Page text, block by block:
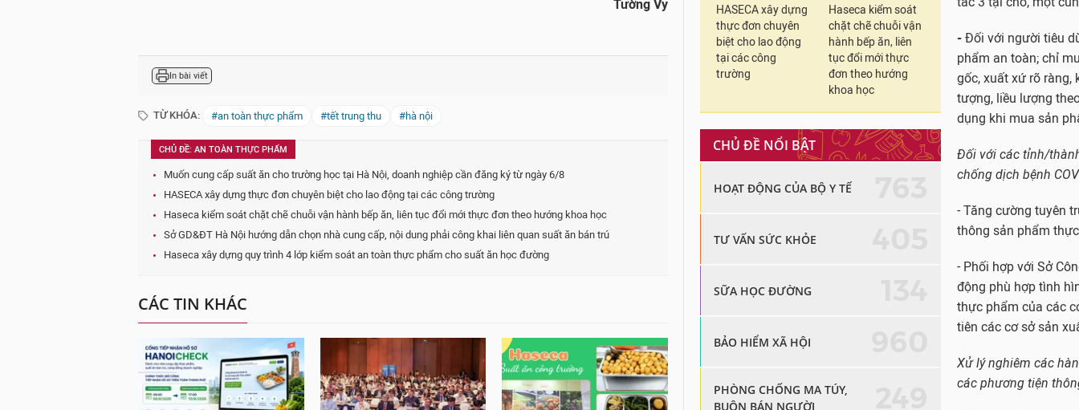
Tường Vy
In bài viết
TỪ KHÓA: #an toàn thực phẩm #tết trung thu #hà nội
CHỦ ĐỀ: AN TOÀN THỰC PHẨM
Muốn cung cấp suất ăn cho trường học tại Hà Nội, doanh nghiệp cần đăng ký từ ngày 6/8
HASECA xây dựng thực đơn chuyên biệt cho lao động tại các công trường
Haseca kiểm soát chặt chẽ chuỗi vận hành bếp ăn, liên tục đổi mới thực đơn theo hướng khoa học
Sở GD&ĐT Hà Nội hướng dẫn chọn nhà cung cấp, nội dung phải công khai liên quan suất ăn bán trú
Haseca xây dựng quy trình 4 lớp kiểm soát an toàn thực phẩm cho suất ăn học đường
CÁC TIN KHÁC
HASECA xây dựng
thực đơn chuyên
biệt cho lao động
tại các công
trường
Haseca kiểm soát
chặt chẽ chuỗi vận
hành bếp ăn, liên
tục đổi mới thực
đơn theo hướng
khoa học
CHỦ ĐỀ NỔI BẬT
HOẠT ĐỘNG CỦA BỘ Y TẾ
TƯ VẤN SỨC KHỎE
SỮA HỌC ĐƯỜNG
BẢO HIỂM XÃ HỘI
PHÒNG CHỐNG MA TÚY,
BUÔN BÁN NGƯỜI
chống dịch bệnh
- Tăng cường tuyên
thông sản phẩm
- Phối hợp với Sở
động phù hợp tình
thực phẩm của các
tiên các cơ sở sản
Xử lý nghiêm các
các phương tiện
Chỉ đạo các đơn vị
vật tư, hóa chất để
điều tra vụ ngộ độc
phòng ngừa nguy
Trong quá trình triển
COVID-19 phù hợp